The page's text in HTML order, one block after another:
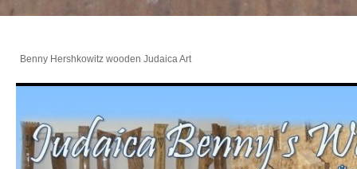
Benny Hershkowitz wooden Judaica Art